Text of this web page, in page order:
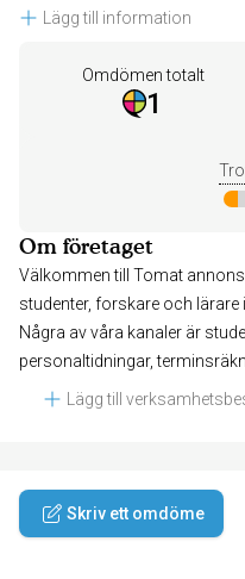
Lägg till information
Omdömen totalt
1
Om företaget
Välkommen till Tomat
studenter, forskare och lärare
Några av våra kanaler är
personaltidningar,
Lägg till
Skriv ett omdöme